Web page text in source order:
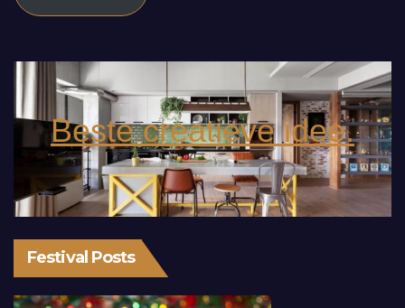
Beste creatieve idee.
Festival Posts